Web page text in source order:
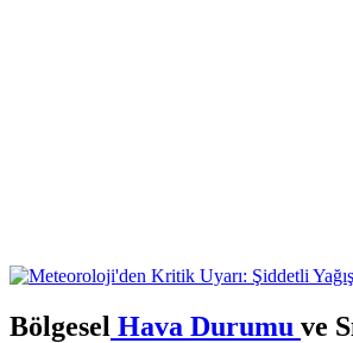
Bölgesel Hava Durumu ve